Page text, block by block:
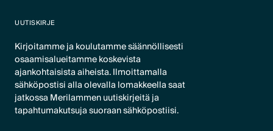
UUTISKIRJE
Kirjoitamme ja koulutamme säännöllisesti
osaamisalueitamme koskevista
ajankohtaisista aiheista. Ilmoittamalla
sähköpostisi alla olevalla lomakkeella saat
jatkossa Merilammen uutiskirjeitä ja
tapahtumakutsuja suoraan sähköpostiisi.